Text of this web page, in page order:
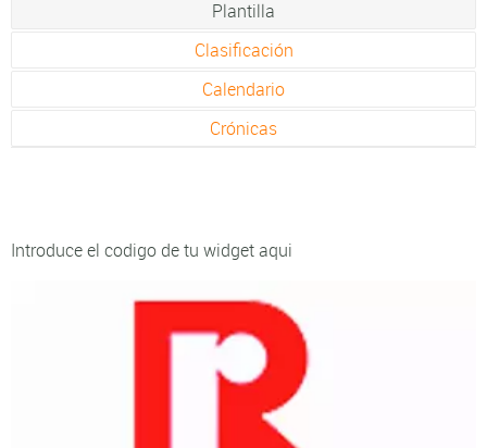
Plantilla
Clasificación
Calendario
Crónicas
Introduce el codigo de tu widget aqui